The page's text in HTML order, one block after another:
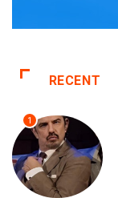
RECENT
1